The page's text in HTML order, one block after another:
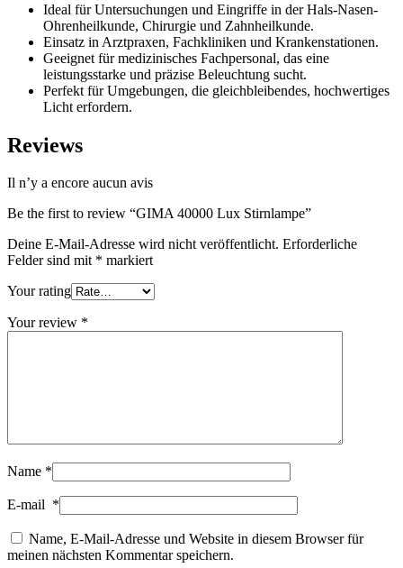
Ideal für Untersuchungen und Eingriffe in der Hals-Nasen-
Ohrenheilkunde, Chirurgie und Zahnheilkunde.
Einsatz in Arztpraxen, Fachkliniken und Krankenstationen.
Geeignet für medizinisches Fachpersonal, das eine
leistungsstarke und präzise Beleuchtung sucht.
Perfekt für Umgebungen, die gleichbleibendes, hochwertiges
Licht erfordern.
Reviews
Il n’y a encore aucun avis
Be the first to review “GIMA 40000 Lux Stirnlampe”
Deine E-Mail-Adresse wird nicht veröffentlicht. Erforderliche
Felder sind mit * markiert
Your rating
Your review *
Name *
E-mail *
Name, E-Mail-Adresse und Website in diesem Browser für
meinen nächsten Kommentar speichern.